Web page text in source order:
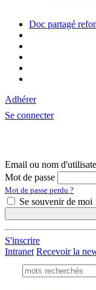
Doc partagé
Adhérer
Se connecter
Email ou nom
Mot de passe
Mot de passe perdu ?
Se souvenir de moi
S'inscrire
Intranet Recevoir la